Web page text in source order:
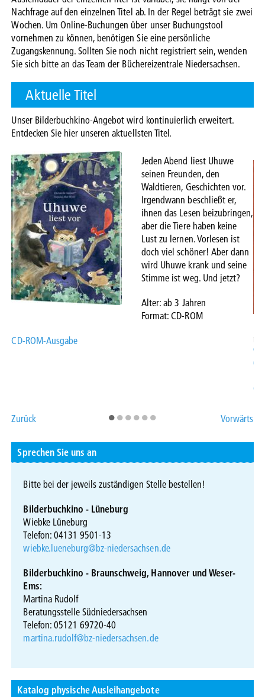
Nachfrage auf den einzelnen Titel ab. In der Regel beträgt sie zwei
Wochen. Um Online-Buchungen über unser Buchungstool
vornehmen zu können, benötigen Sie eine persönliche
Zugangskennung. Sollten Sie noch nicht registriert sein, wenden
Sie sich bitte an das Team der Büchereizentrale Niedersachsen.
Aktuelle Titel
Unser Bilderbuchkino-Angebot wird kontinuierlich erweitert.
Entdecken Sie hier unseren aktuellsten Titel.
Jeden Abend liest Uhuwe
seinen Freunden, den
Waldtieren, Geschichten vor.
Irgendwann beschließt er,
ihnen das Lesen beizubringen,
aber die Tiere haben keine
Lust zu lernen. Vorlesen ist
doch viel schöner! Aber dann
wird Uhuwe krank und seine
Stimme ist weg. Und jetzt?
Alter: ab 3 Jahren
Format: CD-ROM
CD-ROM-Ausgabe
Zurück •••••• Vorwärts
Sprechen Sie uns an
Bitte bei der jeweils zuständigen Stelle bestellen!
Bilderbuchkino - Lüneburg
Wiebke Lüneburg
Telefon: 04131 9501-13
wiebke.lueneburg@bz-niedersachsen.de
Bilderbuchkino - Braunschweig, Hannover und Weser-
Ems:
Martina Rudolf
Beratungsstelle Südniedersachsen
Telefon: 05121 69720-40
martina.rudolf@bz-niedersachsen.de
Katalog physische Ausleihangebote